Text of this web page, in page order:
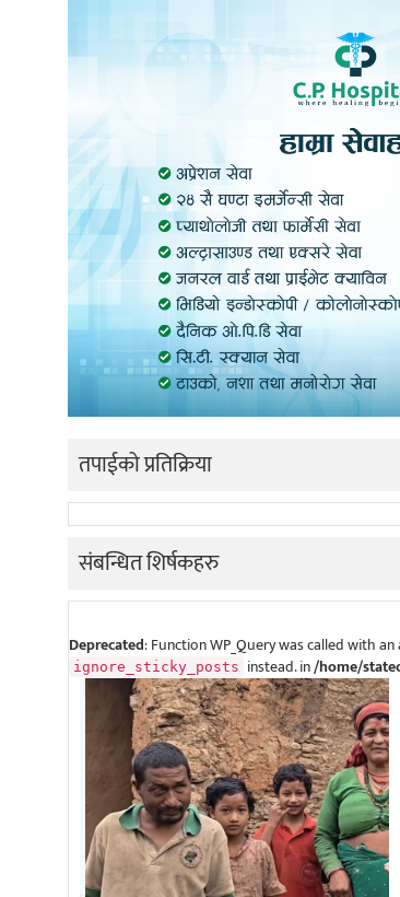
तपाईको प्रतिक्रिया
संबन्धित शिर्षकहरु
Deprecated: Function WP_Query was called with
ignore_sticky_posts instead. in/home/